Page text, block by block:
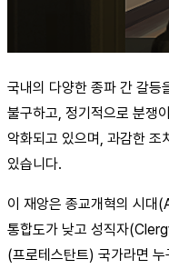
국내의 다양한 종파 간 갈등
불구하고, 정기적으로 분쟁
악화되고 있으며, 과감한 조
있습니다.
이 재앙은 종교개혁의 시
통합도가 낮고 성직자
(프로테스탄트) 국가라면